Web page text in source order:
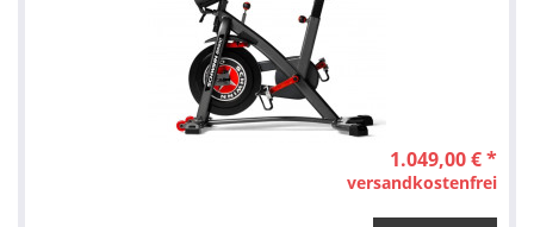
1.049,00 € *
versandkostenfrei